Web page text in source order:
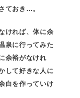
ておき…。
ければ、体に余
泉に行ってみた
余裕がなけれ
して好きな人に
白を作っていけ